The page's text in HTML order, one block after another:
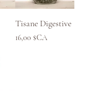
Tisane Digestive
Prix
16,00 $CA